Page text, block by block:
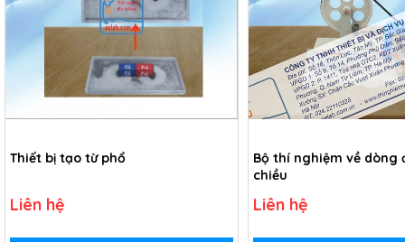
Thiết bị tạo từ phổ
Liên hệ
Bộ thí nghiệm về dòng
chiều
Liên hệ